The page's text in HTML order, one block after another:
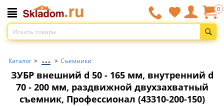
0
Каталог > ... > Съемники
ЗУБР внешний d 50 - 165 мм, внутренний d
70 - 200 мм, раздвижной двухзахватный
съемник, Профессионал (43310-200-150)